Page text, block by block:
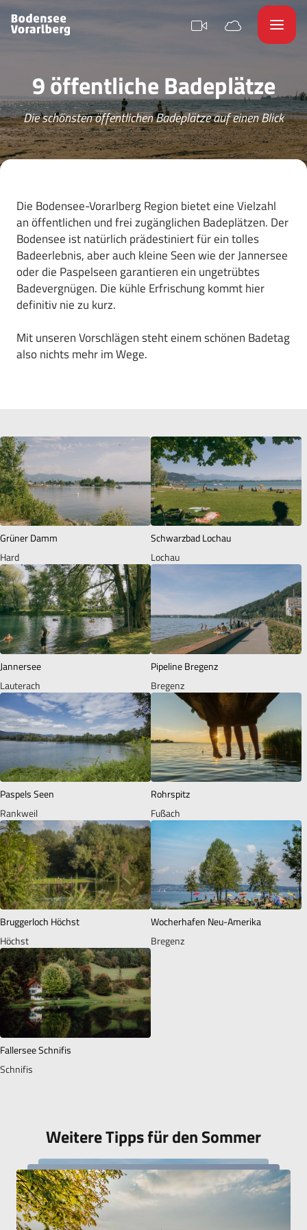
9 öffentliche Badeplätze
Die schönsten öffentlichen Badeplätze auf einen Blick
Die Bodensee-Vorarlberg Region bietet eine Vielzahl
an öffentlichen und frei zugänglichen Badeplätzen. Der
Bodensee ist natürlich prädestiniert für ein tolles
Badeerlebnis, aber auch kleine Seen wie der Jannersee
oder die Paspelseen garantieren ein ungetrübtes
Badevergnügen. Die kühle Erfrischung kommt hier
definitiv nie zu kurz.
Mit unseren Vorschlägen steht einem schönen Badetag
also nichts mehr im Wege.
Grüner Damm
Hard
Schwarzbad Lochau
Lochau
Jannersee
Lauterach
Pipeline Bregenz
Bregenz
Paspels Seen
Rankweil
Rohrspitz
Fußach
Bruggerloch Höchst
Höchst
Wocherhafen Neu-Amerika
Bregenz
Fallersee Schnifis
Schnifis
Weitere Tipps für den Sommer